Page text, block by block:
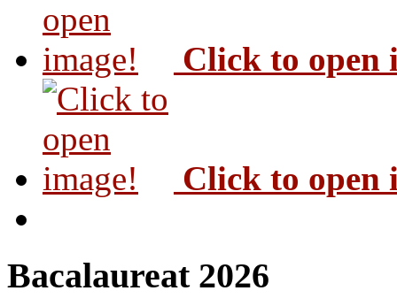
Click to open
Click to open
Bacalaureat 2026